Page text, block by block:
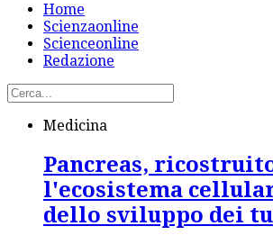
Home
Scienzaonline
Scienceonline
Redazione
Medicina
Pancreas,
l'ecosistema
dello sviluppo dei